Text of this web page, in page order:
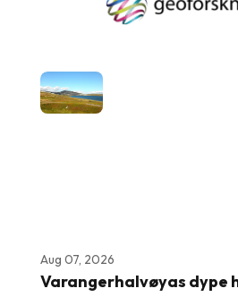
Aug 07, 2026
Varangerhalvøyas dype